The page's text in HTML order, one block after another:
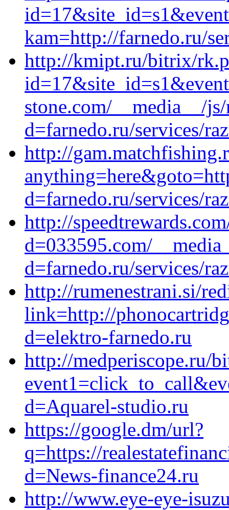
kam=http://farnedo.ru/
http://kmipt.ru/bitrix/
stone.com/__media__/
d=farnedo.ru/services/
http://
d=farnedo.ru/services/
http://
d=033595.com/
d=farnedo.ru/services/
http://rumenestrani.si/
link=http://
d=elektro-farnedo.ru
http://medperiscope.ru/
d=Aquarel-studio.ru
https://google.dm/url?
q=https://
d=News-finance24.ru
http://www.eye-eye-